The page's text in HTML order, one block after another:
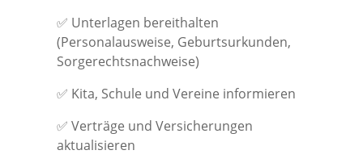
✅ Unterlagen bereithalten
(Personalausweise, Geburtsurkunden,
Sorgerechtsnachweise)
✅ Kita, Schule und Vereine informieren
✅ Verträge und Versicherungen
aktualisieren